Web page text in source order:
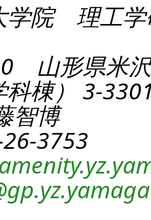
学院 理工学
山形県米
科棟） 3-
智博
3753